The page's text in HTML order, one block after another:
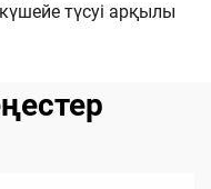
түсуі арқылы